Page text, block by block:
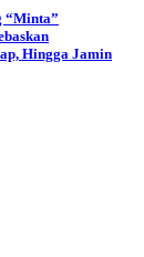
“Minta”
Hingga Jamin